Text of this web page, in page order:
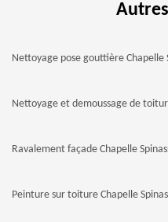
Nettoyage pose gouttière Chapelle
Nettoyage et demoussage de
Ravalement façade Chapelle
Peinture sur toiture Chapelle